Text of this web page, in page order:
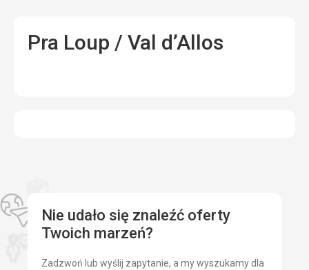
Pra Loup / Val d’Allos
Nie udało się znaleźć oferty
Twoich marzeń?
Zadzwoń lub wyślij zapytanie, a my wyszukamy dla